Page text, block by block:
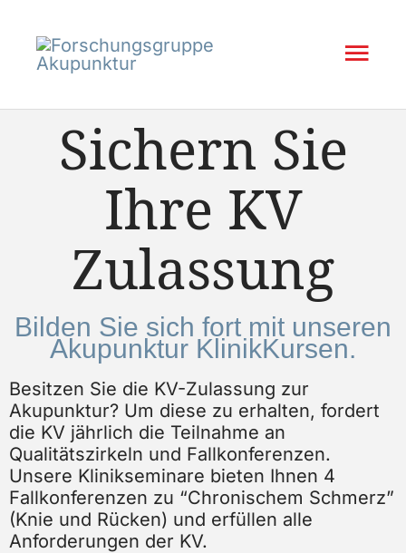
Inhalt
springen
Sichern Sie
Ihre KV
Zulassung
Bilden Sie sich fort mit unseren
Akupunktur KlinikKursen.
Besitzen Sie die KV-Zulassung zur
Akupunktur? Um diese zu erhalten, fordert
die KV jährlich die Teilnahme an
Qualitätszirkeln und Fallkonferenzen.
Unsere Klinikseminare bieten Ihnen 4
Fallkonferenzen zu “Chronischem Schmerz”
(Knie und Rücken) und erfüllen alle
Anforderungen der KV.